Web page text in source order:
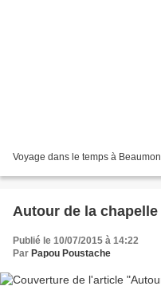
Voyage dans le temps à
Autour de la
Publié le 10/07/2015 à 14:22
Par Papou Poustache